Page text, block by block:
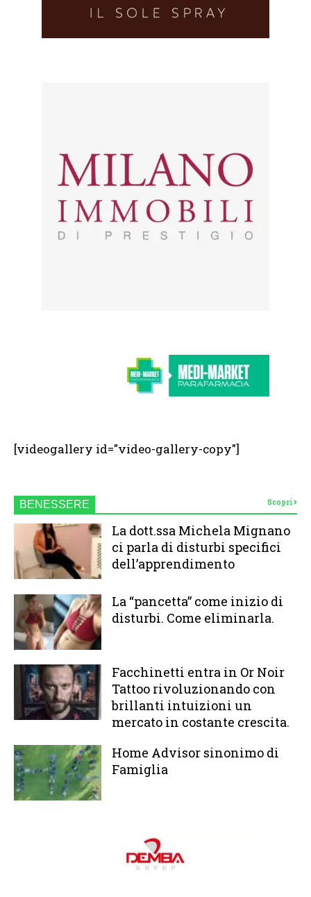
[videogallery id="video-gallery-copy"]
BENESSERE Scopri
La dott.ssa Michela Mignano
ci parla di disturbi specifici
dell’apprendimento
La “pancetta” come inizio di
disturbi. Come eliminarla.
Facchinetti entra in Or Noir
Tattoo rivoluzionando con
brillanti intuizioni un
mercato in costante crescita.
Home Advisor sinonimo di
Famiglia